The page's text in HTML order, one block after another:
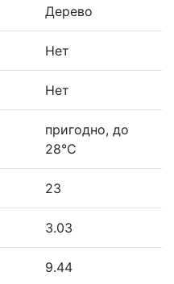
Дерево
Нет
Нет
пригодно, до
28°С
23
3.03
9.44